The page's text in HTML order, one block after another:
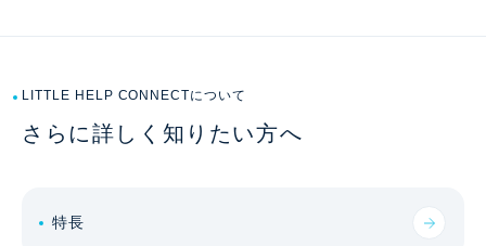
LITTLE HELP CONNECTについて
さらに詳しく知りたい方へ
特長